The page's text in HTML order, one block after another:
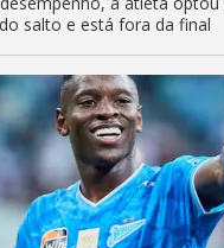
salto e está fora da final